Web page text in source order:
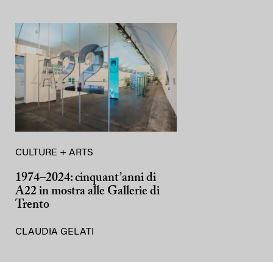
CULTURE + ARTS
1974–2024: cinquant’anni di
A22 in mostra alle Gallerie di
Trento
CLAUDIA GELATI